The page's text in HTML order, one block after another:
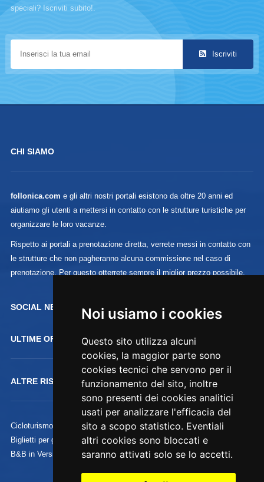
Noi usiamo i cookies
Questo sito utilizza alcuni
cookies, la maggior parte sono
cookies tecnici che servono per il
funzionamento del sito, inoltre
sono presenti dei cookies analitici
usati per analizzare l'efficacia del
sito a scopo statistico. Eventiali
altri cookies sono bloccati e
saranno attivati solo se lo accetti.
speciali? Iscriviti subito!.
Iscriviti
CHI SIAMO
follonica.com e gli altri nostri portali esistono da oltre 20 anni ed
aiutiamo gli utenti a mettersi in contatto con le strutture turistiche per
organizzare le loro vacanze.
Rispetto ai portali a prenotazione diretta, verrete messi in contatto con
le strutture che non pagheranno alcuna commissione nel caso di
prenotazione. Per questo otterrete sempre il miglior prezzo possibile.
SOCIAL NETWORK :
ULTIME OFFERTE
ALTRE RISORSE
Cicloturismo
Biglietti per gli Uffizi
B&B in Versilia